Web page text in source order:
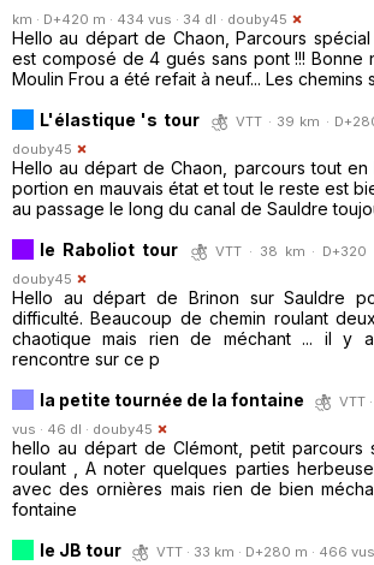
km · D+420 m · 434 vus · 34 dl · douby45
Hello au départ de Chaon, Parcours spécial
est composé de 4 gués sans pont !!! Bonne
Moulin Frou a été refait à neuf... Les chemins
L'élastique 's tour
VTT · 39 km ·
douby45
Hello au départ de Chaon, parcours tout
portion en mauvais état et tout le reste est
au passage le long du canal de Sauldre
le Raboliot tour
VTT · 38 km ·
douby45
Hello au départ de Brinon sur Sauldre
difficulté. Beaucoup de chemin roulant
chaotique mais rien de méchant ... il y
rencontre sur ce p
la petite tournée de la fontaine
VTT
vus · 46 dl · douby45
hello au départ de Clémont, petit parcours
roulant , A noter quelques parties
avec des ornières mais rien de bien
fontaine
le JB tour
VTT · 33 km · D+280 m · 466 vus